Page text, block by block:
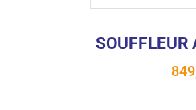
SOUFFLEUR